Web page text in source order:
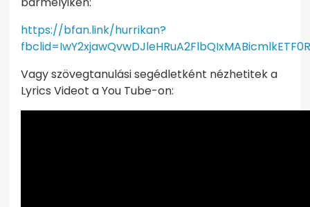
https://bfan.link/hurrikan?
Vagy szövegtanulási segédletként nézhetitek a
Lyrics Videot a You Tube-on: